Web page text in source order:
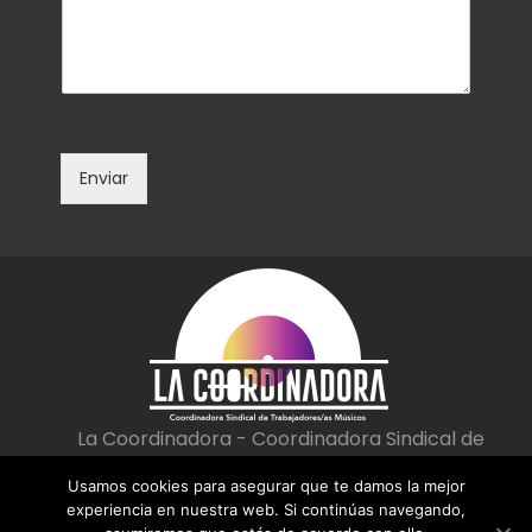
r
n
i
o
Enviar
La Coordinadora - Coordinadora Sindical de
Aviso Legal| Política de privacidad | Política de cookies
Usamos cookies para asegurar que te damos la mejor
experiencia en nuestra web. Si continúas navegando,